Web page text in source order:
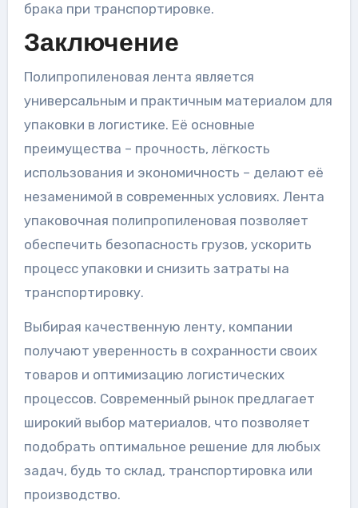
брака при транспортировке.
Заключение
Полипропиленовая лента является
универсальным и практичным материалом для
упаковки в логистике. Её основные
преимущества – прочность, лёгкость
использования и экономичность – делают её
незаменимой в современных условиях. Лента
упаковочная полипропиленовая позволяет
обеспечить безопасность грузов, ускорить
процесс упаковки и снизить затраты на
транспортировку.
Выбирая качественную ленту, компании
получают уверенность в сохранности своих
товаров и оптимизацию логистических
процессов. Современный рынок предлагает
широкий выбор материалов, что позволяет
подобрать оптимальное решение для любых
задач, будь то склад, транспортировка или
производство.